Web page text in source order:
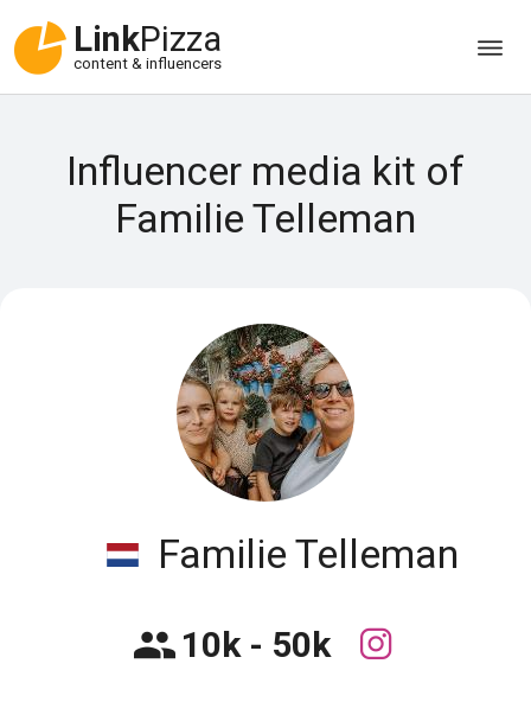
LinkPizza
content & influencers
Influencer media kit of
Familie Telleman
Familie Telleman
10k - 50k